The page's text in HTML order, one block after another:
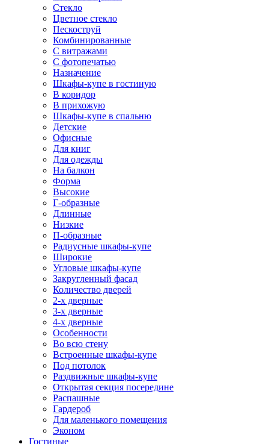
Стекло
Цветное стекло
Пескоструй
Комбинированные
С витражами
С фотопечатью
Назначение
Шкафы-купе в гостиную
В коридор
В прихожую
Шкафы-купе в спальню
Детские
Офисные
Для книг
Для одежды
На балкон
Форма
Высокие
Г-образные
Длинные
Низкие
П-образные
Радиусные шкафы-купе
Широкие
Угловые шкафы-купе
Закругленный фасад
Количество дверей
2-х дверные
3-х дверные
4-х дверные
Особенности
Во всю стену
Встроенные шкафы-купе
Под потолок
Раздвижные шкафы-купе
Открытая секция посередине
Распашные
Гардероб
Для маленького помещения
Эконом
Гостиные